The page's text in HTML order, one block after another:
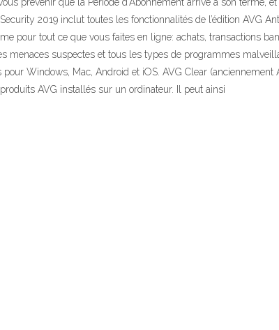
2019 inclut toutes les fonctionnalités de l’édition AVG
pour tout ce que vous faites en ligne: achats, transactions
menaces suspectes et tous les types de programmes
Windows, Mac, Android et iOS. AVG Clear
AVG installés sur un ordinateur. Il peut ainsi